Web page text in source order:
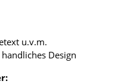
u.v.m.
Design